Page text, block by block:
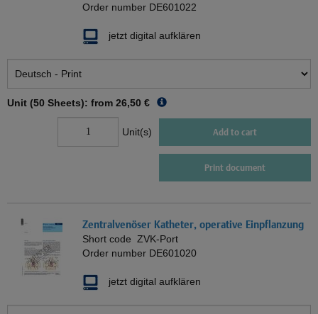
Order number DE601022
jetzt digital aufklären
Unit (50 Sheets): from 26,50 €
Unit(s) Add to cart
Print document
Zentralvenöser Katheter, operative Einpflanzung
Short code ZVK-Port
Order number DE601020
jetzt digital aufklären